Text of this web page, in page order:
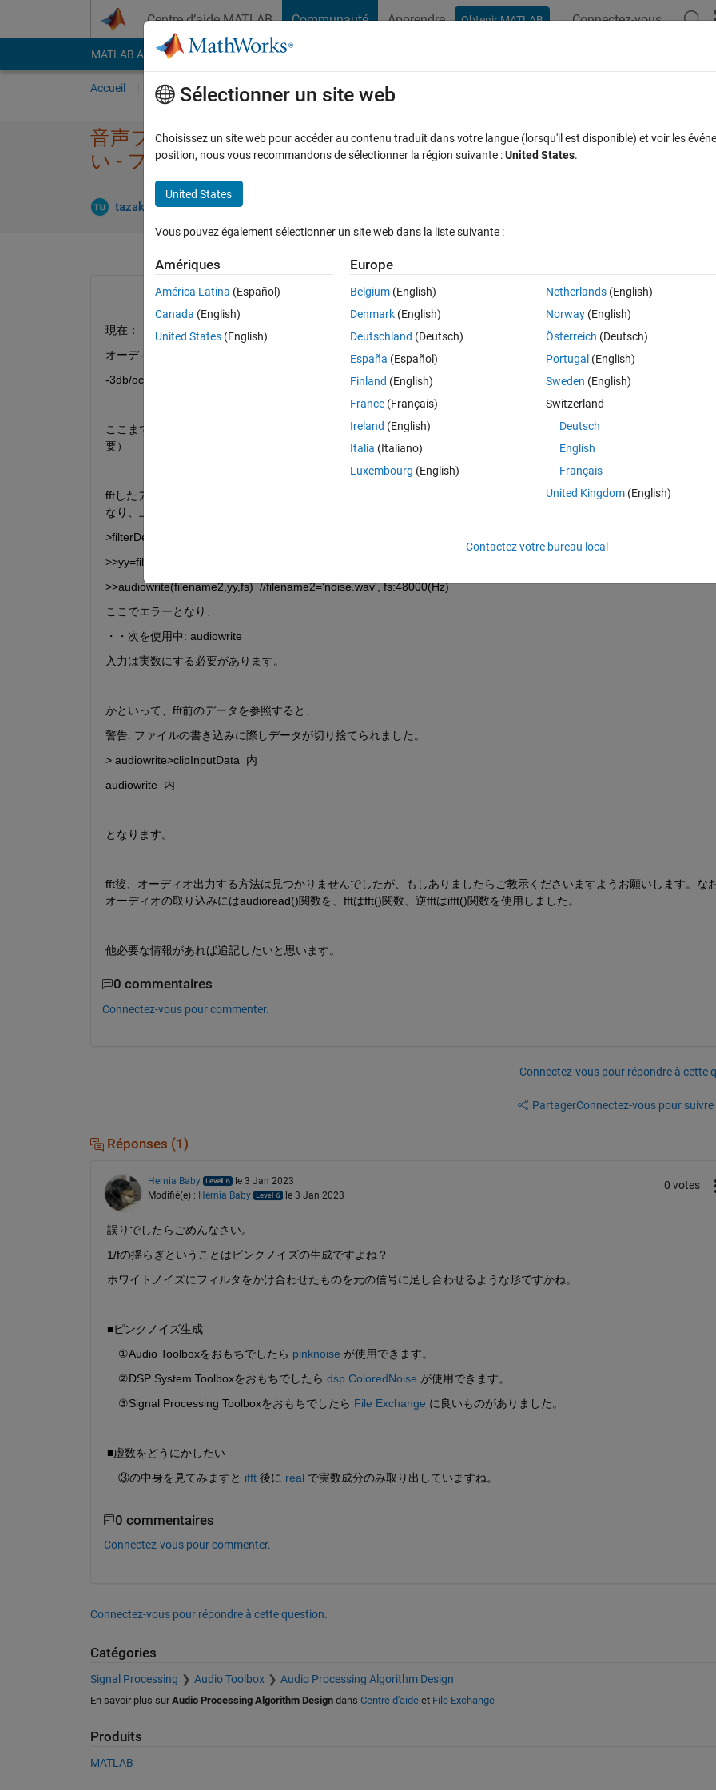
Centre d’aide MATLAB Communauté Apprendre Obtenir MATLAB Connectez-vous
MATLAB Answers File Exchange Cody
Accueil Poser une question Parcourir
音声ファイルに1/f​ゆらぎ（-3db/o​ctローパス)フィル​タをかけて出
い - フィルタ除去＆オーディオ出力の方法
tazaki ush 2 Jan 2023
現在：
オーディオデータを読み取り、fft後パワースペクトルの最大値および該当する周波数を格納した。
-3db/octのローパスフィルタを作成した。
ここまで進んでおり、後はオーディオデータに周波数フィルタをかけて出力したいと思っています。（出力はwavデータが
要）
fftしたデータにフィルタをかけて、逆fft後オーディオ出力したい（audiowriteを使う）のですが、当然虚数を含むためエラ
なり、上手くできません。
>filterDesign    //フィルタの設計画面を開く(変数名：iir1flowpassfilter)
>>yy=filter(iir1flowpassfilter,y,G);   //yは読み取った音声データにfftをかけたもの。　Gは次数？？
>>audiowrite(filename2,yy,fs)  //filename2='noise.wav', fs:48000(Hz)
ここでエラーとなり、
・・次を使用中: audiowrite
入力は実数にする必要があります。
かといって、fft前のデータを参照すると、
警告: ファイルの書き込みに際しデータが切り捨てられました。
> audiowrite>clipInputData  内
audiowrite  内
となります。
fft後、オーディオ出力する方法は見つかりませんでしたが、もしありましたらご教示くださいますようお願いします。なお
オーディオの取り込みにはaudioread()関数を、fftはfft()関数、逆fftはifft()関数を使用しました。
他必要な情報があれば追記したいと思います。
0 commentaires
Connectez-vous pour commenter.
Connectez-vous pour répondre à cette
PartagerConnectez-vous pour suivre
Réponses (1)
Hernia Baby
le 3 Jan 2023
Modifié(e) : Hernia Baby le 3 Jan 2023
0 votes
誤りでしたらごめんなさい。
1/fの揺らぎということはピンクノイズの生成ですよね？
ホワイトノイズにフィルタをかけ合わせたものを元の信号に足し合わせるような形ですかね。
■ピンクノイズ生成
①Audio Toolboxをおもちでしたら pinknoise が使用できます。
②DSP System Toolboxをおもちでしたら dsp.ColoredNoise が使用できます。
③Signal Processing Toolboxをおもちでしたら File Exchange に良いものがありました。
■虚数をどうにかしたい
③の中身を見てみますと ifft 後に real で実数成分のみ取り出していますね。
0 commentaires
Connectez-vous pour commenter.
Connectez-vous pour répondre à cette question.
Catégories
Signal Processing Audio Toolbox Audio Processing Algorithm Design
En savoir plus sur Audio Processing Algorithm Designdans Centre d'aideet File Exchange
Produits
MATLAB
Sélectionner un site web
Choisissez un site web pour accéder au contenu traduit dans votre langue (lorsqu'il est disponible) et voir les
position, nous vous recommandons de sélectionner la région suivante :United States.
United States
Vous pouvez également sélectionner un site web dans la liste suivante :
Amériques
América Latina (Español)
Canada (English)
United States (English)
Europe
Belgium (English)
Denmark (English)
Deutschland (Deutsch)
España (Español)
Finland (English)
France (Français)
Ireland (English)
Italia (Italiano)
Luxembourg (English)
Netherlands(English)
Norway(English)
Österreich (Deutsch)
Portugal (English)
Sweden (English)
Switzerland
Deutsch
English
Français
United Kingdom(English)
Contactez votre bureau local